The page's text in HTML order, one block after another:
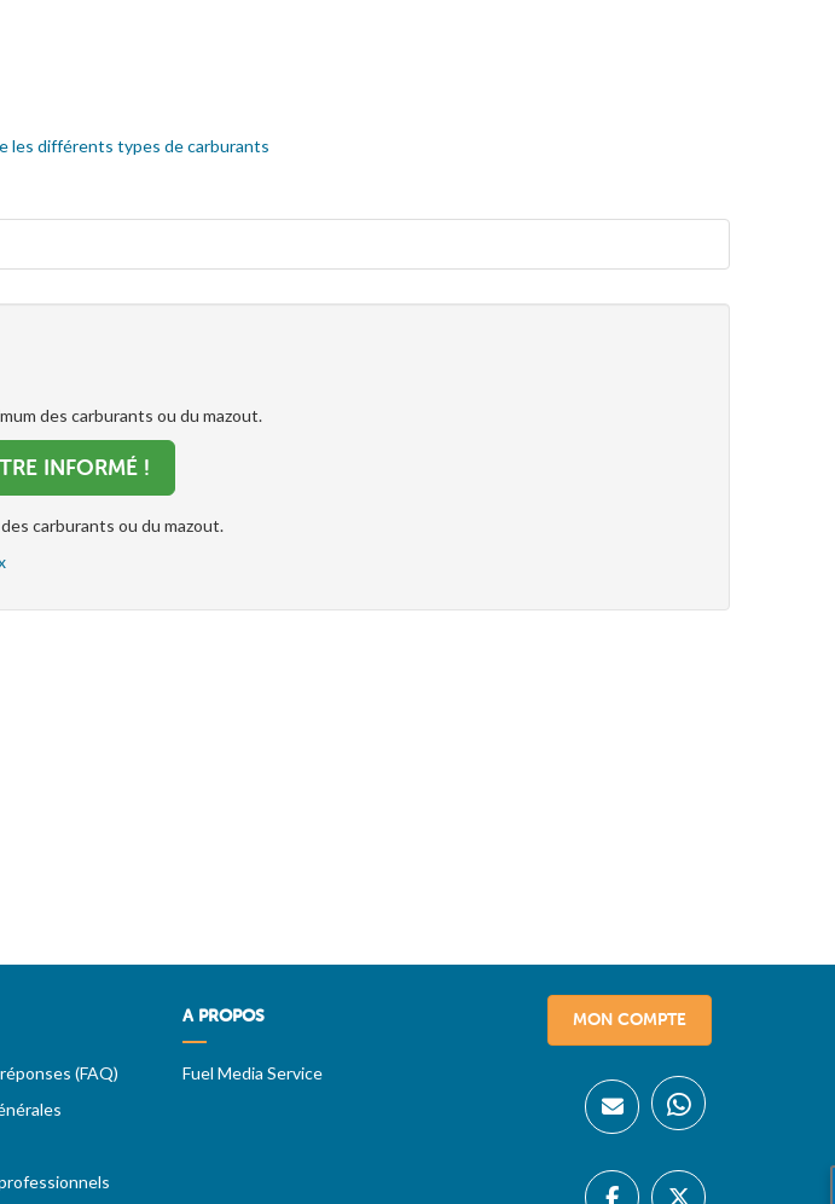
les différents types de carburants
des carburants ou du mazout.
INFORMÉ !
carburants ou du mazout.
(FAQ)
A PROPOS
Fuel Media Service
MON COMPTE